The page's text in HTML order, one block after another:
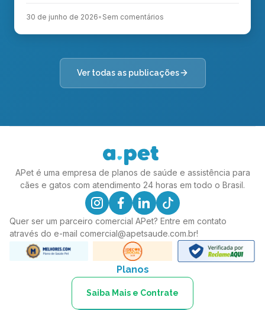
30 de junho de 2026• Sem comentários
Ver todas as publicações
APet é uma empresa de planos de saúde e assistência para
cães e gatos com atendimento 24 horas em todo o Brasil.
instagramfacebooklinkedintiktok
Quer ser um parceiro comercial APet? Entre em contato
através do e-mail comercial@apetsaude.com.br!
Planos
Saiba Mais e Contrate